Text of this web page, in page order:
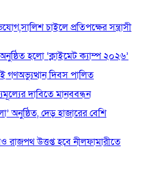
চাইলে প্রতিপক্ষের সন্ত্রাসী
হলো ‘ক্লাইমেট ক্যাম্প ২০২৬’
গণঅভ্যুত্থান দিবস পালিত
দাবিতে মানববন্ধন
অনুষ্ঠিত, দেড় হাজারের বেশি
রাজপথ উত্তপ্ত হবে নীলফামারীতে